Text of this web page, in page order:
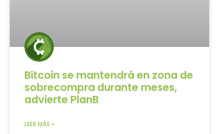
Bitcoin se mantendrá en zona de
sobrecompra durante meses,
advierte PlanB
LEER MÁS »